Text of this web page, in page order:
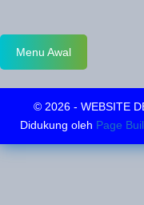
Menu Awal
© 2026 - WEBSITE
Didukung oleh Page